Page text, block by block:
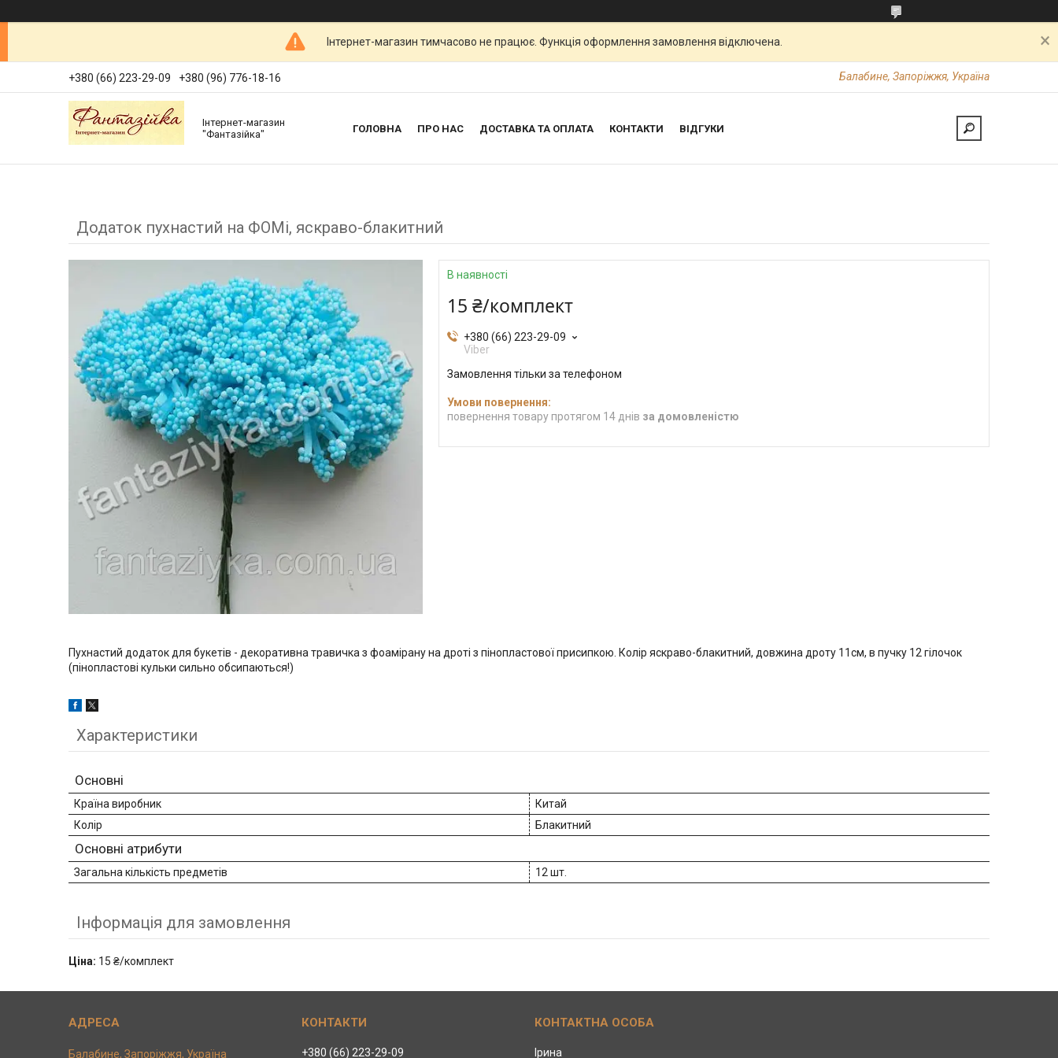
Інтернет-магазин тимчасово не працює. Функція оформлення замовлення відключена.
+380 (66) 223-29-09 +380 (96) 776-18-16 Балабине, Запоріжжя, Україна
Інтернет-магазин
"Фантазійка"
ГОЛОВНА ПРО НАС ДОСТАВКА ТА ОПЛАТА КОНТАКТИ ВІДГУКИ
Додаток пухнастий на ФОМі, яскраво-блакитний
В наявності
15 ₴/комплект
+380 (66) 223-29-09
Viber
Замовлення тільки за телефоном
повернення товару протягом 14 днів за домовленістю
Пухнастий додаток для букетів - декоративна травичка з фоамірану на дроті з пінопластової присипкою. Колір яскраво-блакитний, довжина дроту 11см, в пучку 12 гілочок
(пінопластові кульки сильно обсипаються!)
Характеристики
Основні
Країна виробник
Китай
Колір
Блакитний
Основні атрибути
Загальна кількість предметів 12 шт.
Інформація для замовлення
Ціна: 15 ₴/комплект
Балабине, Запоріжжя, Україна +380 (66) 223-29-09 Ірина